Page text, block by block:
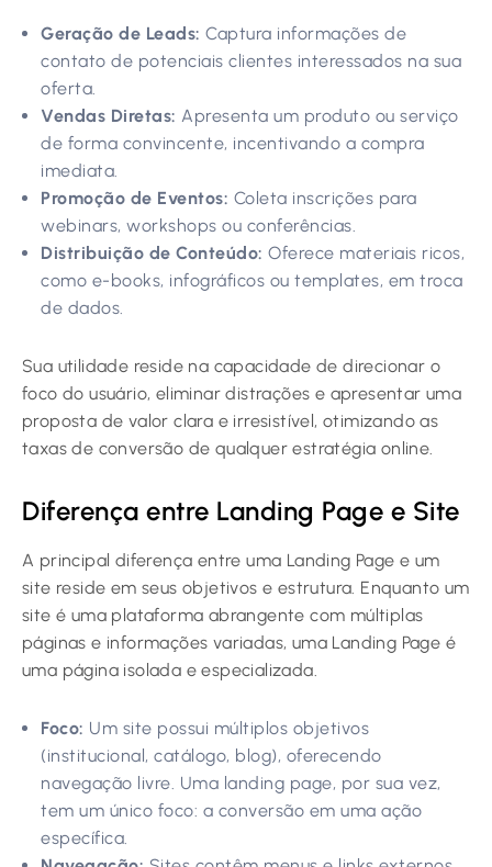
Geração de Leads: Captura informações de
contato de potenciais clientes interessados na sua
oferta.
Vendas Diretas: Apresenta um produto ou serviço
de forma convincente, incentivando a compra
imediata.
Promoção de Eventos: Coleta inscrições para
webinars, workshops ou conferências.
Distribuição de Conteúdo: Oferece materiais ricos,
como e-books, infográficos ou templates, em troca
de dados.
Sua utilidade reside na capacidade de direcionar o
foco do usuário, eliminar distrações e apresentar uma
proposta de valor clara e irresistível, otimizando as
taxas de conversão de qualquer estratégia online.
Diferença entre Landing Page e Site
A principal diferença entre uma Landing Page e um
site reside em seus objetivos e estrutura. Enquanto um
site é uma plataforma abrangente com múltiplas
páginas e informações variadas, uma Landing Page é
uma página isolada e especializada.
Foco: Um site possui múltiplos objetivos
(institucional, catálogo, blog), oferecendo
navegação livre. Uma landing page, por sua vez,
tem um único foco: a conversão em uma ação
específica.